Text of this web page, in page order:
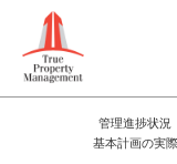
管理進捗状況
基本計画の実際